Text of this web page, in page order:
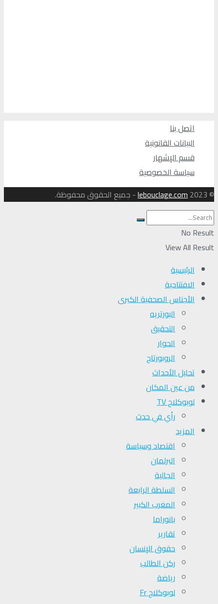
اتصل بنا
البيانات القانونية
قسم الإشهار
سياسة الخصوصية
© 2023
lebouclage.com- جميع الحقوق محفوظة.
No Result
View All Result
الرئيسية
الافتتاحية
الأجناس الصحفية الكبرى
البورتريه
التحقیق
الحوار
الروبورتاج
تحلیل الأحداث
من عين المكان
لوبوكلاج TV
رأي في حدث
المزيد
اقتصاد وسياسة
البرلمان
الجالية
السلطة الرابعة
المغرب الكبير
بانوراما
تقارير
حقوق الإنسان
ركن الطالب
رياضة
لوبوكلاج Fr